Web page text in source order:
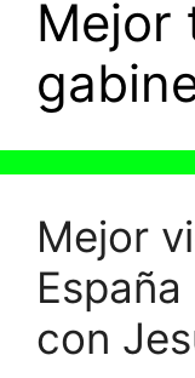
Mejor
Mejor
con